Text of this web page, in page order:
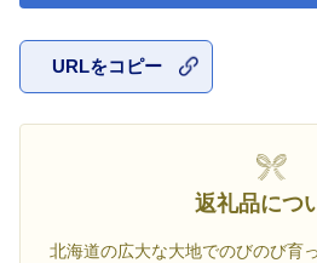
URLをコピー
返礼品につ
北海道の広大な大地でのびのび育